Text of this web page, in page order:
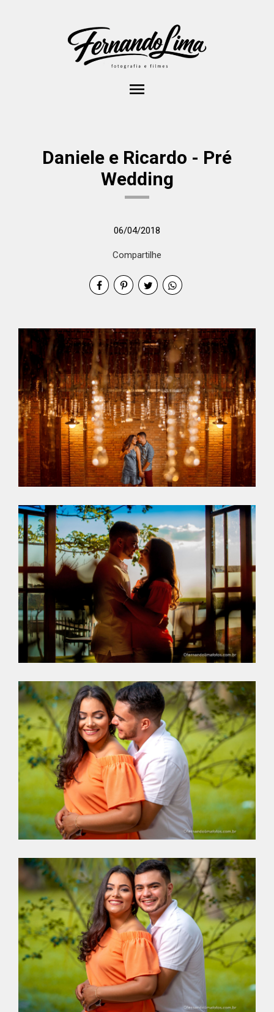
menu
Daniele e Ricardo - Pré
Wedding
06/04/2018
Compartilhe